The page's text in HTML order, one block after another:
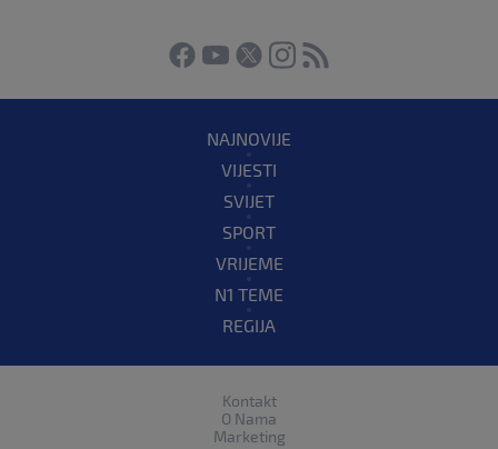
NAJNOVIJE
VIJESTI
SVIJET
SPORT
VRIJEME
N1 TEME
REGIJA
Kontakt
O Nama
Marketing